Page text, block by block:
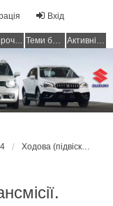
Вхід
Непрочитані повідомлення Теми без відповідей Активні теми
Ходова (підвіска), трансмісія (МКПП, АКПП)